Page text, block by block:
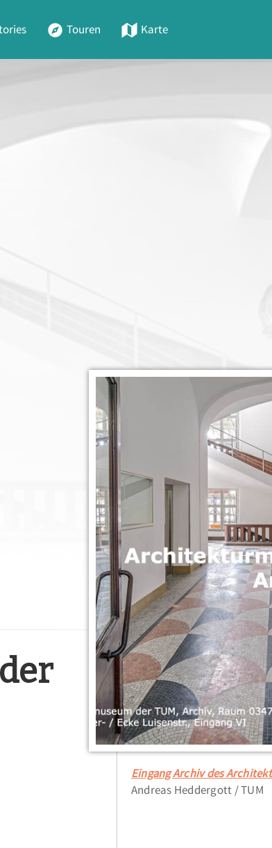
Touren Karte
Eingang Archiv des
Andreas Heddergott / TUM